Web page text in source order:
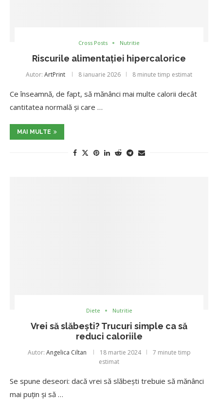
Cross Posts Nutritie
Riscurile alimentației hipercalorice
Autor: ArtPrint 8 ianuarie 2026 8 minute timp estimat
Ce înseamnă, de fapt, să mănânci mai multe calorii decât
cantitatea normală și care …
MAI MULTE
Diete Nutritie
Vrei să slăbești? Trucuri simple ca să
reduci caloriile
Autor: Angelica Ciltan 18 martie 2024
7 minute timp
estimat
Se spune deseori: dacă vrei să slăbești trebuie să mănânci
mai puțin și să …